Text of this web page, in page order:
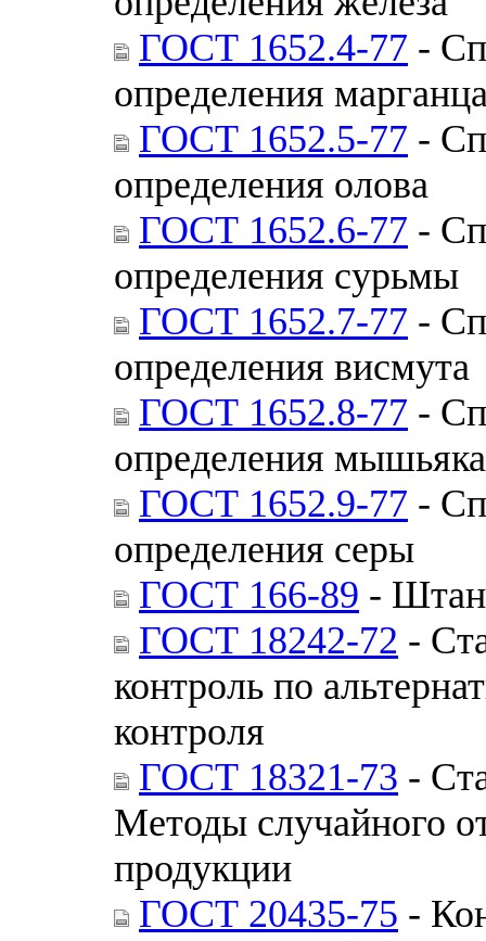
ГОСТ 1652.4-77 -
определения
ГОСТ 1652.5-77 -
определения олова
ГОСТ 1652.6-77 -
определения сурьмы
ГОСТ 1652.7-77 -
определения висмута
ГОСТ 1652.8-77 -
определения мышьяка
ГОСТ 1652.9-77 -
определения серы
ГОСТ 166-89 -
ГОСТ 18242-72 -
контроль по
контроля
ГОСТ 18321-73 -
Методы случайного
продукции
ГОСТ 20435-75 -